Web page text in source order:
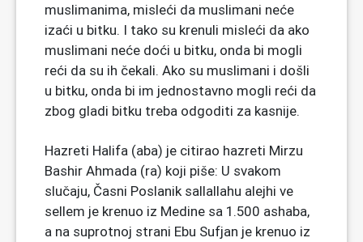
muslimanima, misleći da muslimani neće
izaći u bitku. I tako su krenuli misleći da ako
muslimani neće doći u bitku, onda bi mogli
reći da su ih čekali. Ako su muslimani i došli
u bitku, onda bi im jednostavno mogli reći da
zbog gladi bitku treba odgoditi za kasnije.
Hazreti Halifa (aba) je citirao hazreti Mirzu
Bashir Ahmada (ra) koji piše: U svakom
slučaju, Časni Poslanik sallallahu alejhi ve
sellem je krenuo iz Medine sa 1.500 ashaba,
a na suprotnoj strani Ebu Sufjan je krenuo iz